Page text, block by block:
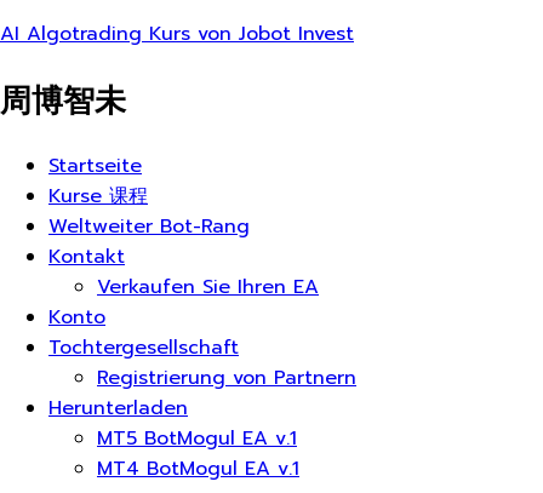
AI Algotrading Kurs von Jobot Invest
周博智未
MenüStartseite
Kurse 课程
Weltweiter Bot-Rang
Kontakt
Verkaufen Sie Ihren EA
Konto
Tochtergesellschaft
Registrierung von Partnern
Herunterladen
MT5 BotMogul EA v.1
MT4 BotMogul EA v.1